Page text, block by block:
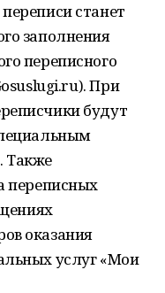
станет
заполнения
переписного
При
будут
Также
переписных
оказания
услуг «Мои